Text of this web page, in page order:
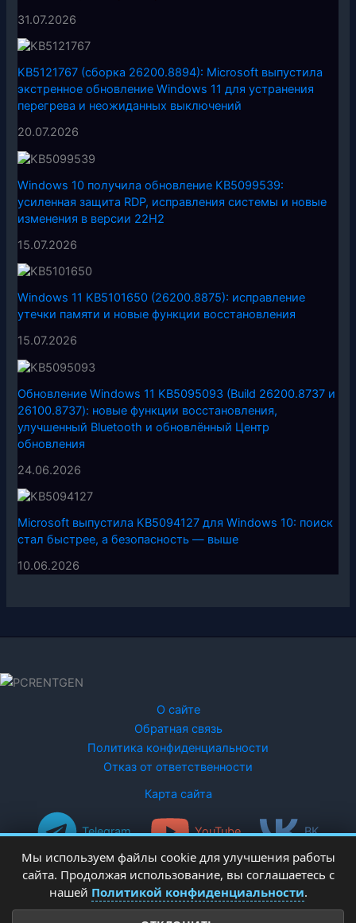
31.07.2026
KB5121767 (сборка 26200.8894): Microsoft выпустила
экстренное обновление Windows 11 для устранения
перегрева и неожиданных выключений
20.07.2026
Windows 10 получила обновление KB5099539:
усиленная защита RDP, исправления системы и новые
изменения в версии 22H2
15.07.2026
Windows 11 KB5101650 (26200.8875): исправление
утечки памяти и новые функции восстановления
15.07.2026
Обновление Windows 11 KB5095093 (Build 26200.8737 и
26100.8737): новые функции восстановления,
улучшенный Bluetooth и обновлённый Центр
обновления
24.06.2026
Microsoft выпустила KB5094127 для Windows 10: поиск
стал быстрее, а безопасность — выше
10.06.2026
О сайте
Обратная связь
Политика конфиденциальности
Отказ от ответственности
Карта сайта
Telegram YouTube ВК
Мы используем файлы cookie для улучшения работы
сайта. Продолжая использование, вы соглашаетесь с
нашей Политикой конфиденциальности.